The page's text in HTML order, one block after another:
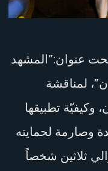
عنوان:”المشهد
لمناقشة
وكيفيّة تطبيقها
وصارمة لحمايته
ثلاثين شخصاً